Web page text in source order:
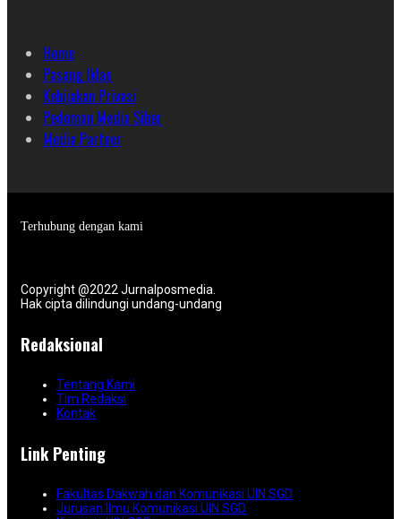
Home
Pasang Iklan
Kebijakan Privasi
Pedoman Media Siber
Media Partner
Terhubung dengan kami
Copyright @2022 Jurnalposmedia.
Hak cipta dilindungi undang-undang
Redaksional
Tentang Kami
Tim Redaksi
Kontak
Link Penting
Fakultas Dakwah dan Komunikasi UIN SGD
Jurusan Ilmu Komunikasi UIN SGD